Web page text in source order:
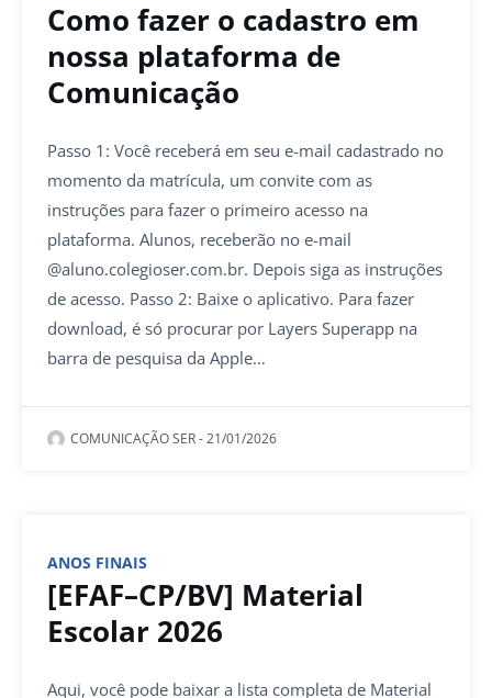
Como fazer o cadastro em
nossa plataforma de
Comunicação
Passo 1: Você receberá em seu e-mail cadastrado no
momento da matrícula, um convite com as
instruções para fazer o primeiro acesso na
plataforma. Alunos, receberão no e-mail
@aluno.colegioser.com.br. Depois siga as instruções
de acesso. Passo 2: Baixe o aplicativo. Para fazer
download, é só procurar por Layers Superapp na
barra de pesquisa da Apple…
COMUNICAÇÃO SER- 21/01/2026
ANOS FINAIS
[EFAF–CP/BV] Material
Escolar 2026
Aqui, você pode baixar a lista completa de Material